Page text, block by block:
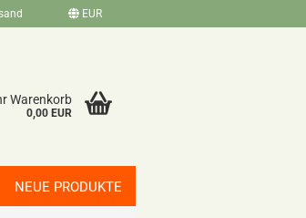
EUR
Warenkorb
0,00 EUR
NEUE PRODUKTE